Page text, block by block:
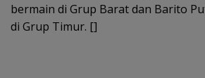
bermain di Grup Barat dan Barito
di Grup Timur. []